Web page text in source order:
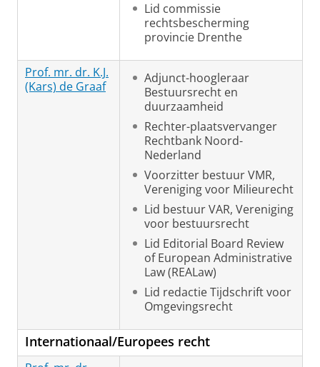
Lid commissie
rechtsbescherming
provincie Drenthe
Prof. mr. dr. K.J.
(Kars) de Graaf
Adjunct-hoogleraar
Bestuursrecht en
duurzaamheid
Rechter-plaatsvervanger
Rechtbank Noord-
Nederland
Voorzitter bestuur VMR,
Vereniging voor Milieurecht
Lid bestuur VAR, Vereniging
voor bestuursrecht
Lid Editorial Board Review
of European Administrative
Law (REALaw)
Lid redactie Tijdschrift voor
Omgevingsrecht
Internationaal/Europees recht